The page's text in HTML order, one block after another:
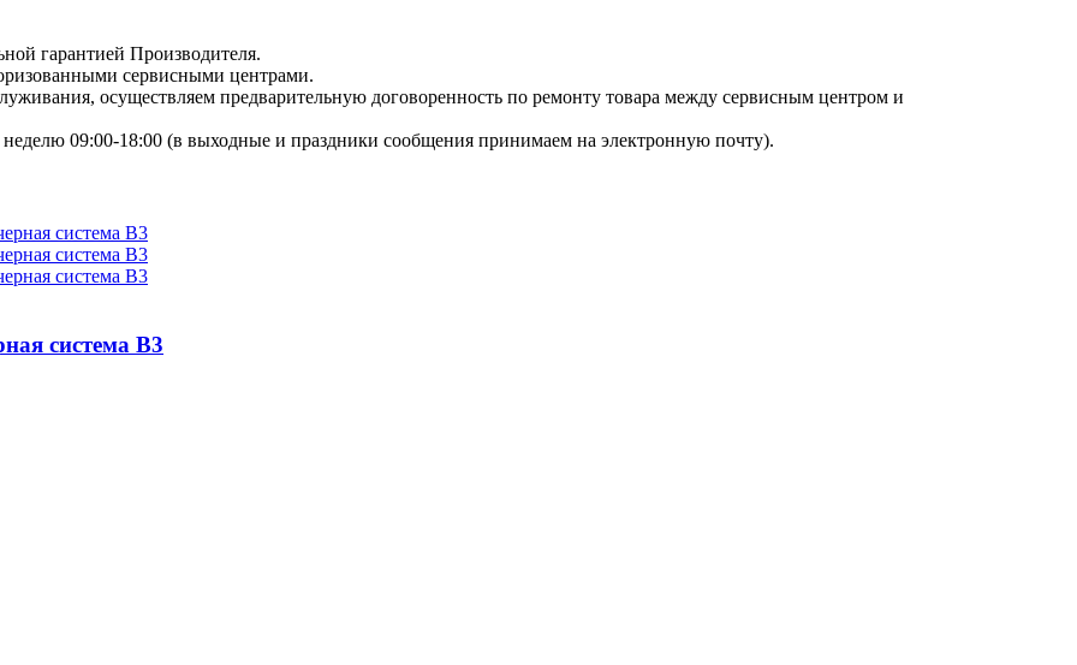
гарантией Производителя.
сервисными центрами.
осуществляем предварительную договоренность по ремонту товара между сервисным центром и
09:00-18:00 (в выходные и праздники сообщения принимаем на электронную почту).
система B3